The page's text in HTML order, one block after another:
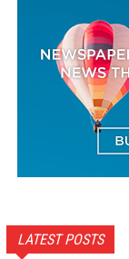
LATEST POSTS